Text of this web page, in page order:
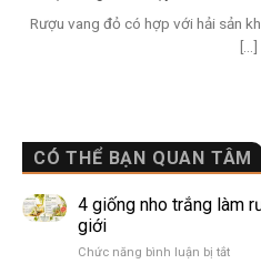
CÓ THỂ BẠN QUAN TÂM
4 giống nho trắng làm
giới
Chức năng bình luận bị tắtở
Rượu vang đỏ có hợp với hải sản
[...]